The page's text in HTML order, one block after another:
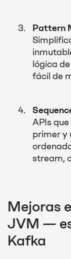
Pattern
lógica
fácil de
APIs
primer y
stream,
Mejoras
JVM —
Kafka